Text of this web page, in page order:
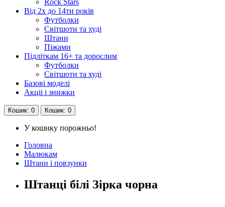
Rock Stars
Від 2х до 14ти років
Футболки
Світшоти та худі
Штани
Піжами
Підліткам 16+ та дорослим
Футболки
Світшоти та худі
Базові моделі
Акціі і знижки
Кошик: 0 Кошик: 0
У кошику порожньо!
Головна
Малюкам
Штани і повзунки
Штанці білі Зірка чорна